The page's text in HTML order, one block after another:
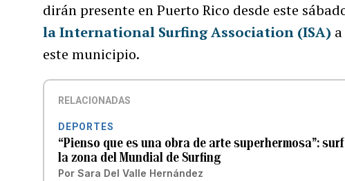
dirán presente en Puerto Rico desde este
la International Surfing Association (ISA)
este municipio.
RELACIONADAS
DEPORTES
“Pienso que es una obra de arte superhermosa”:
la zona del Mundial de Surfing
Por Sara Del Valle Hernández